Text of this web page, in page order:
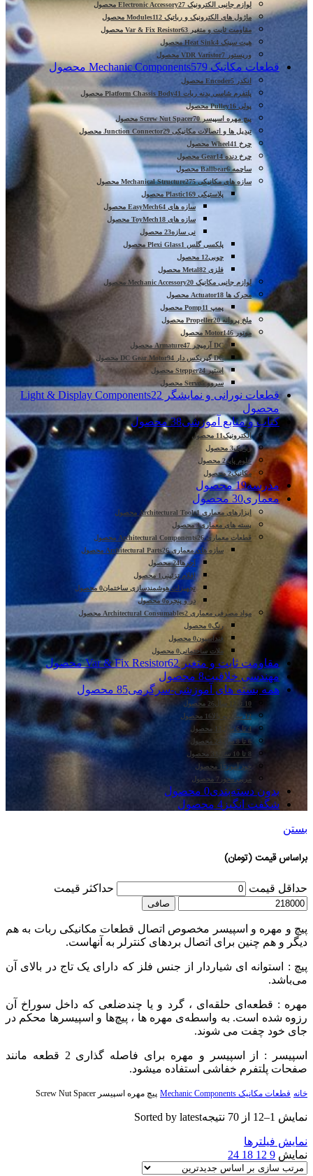
لوازم جانبی الکترونیک Electronic Accessory 27 محصول
ماژول های الکترونیک و رباتیک Modules 112 محصول
مقاومت ثابت و متغیر Var & Fix Resistor63 محصول
هیت سینک Heat Sink 4 محصول
وریستور VDR Varistor 7 محصول
قطعات مکانیک Mechanic Components 579 محصول
انکدر Encoder 5 محصول
پلتفرم شاسی بدنه ربات Platform Chassis Body 41 محصول
پولی Pulley 16 محصول
پیچ مهره اسپیسر Screw Nut Spacer70 محصول
تبدیل ها و اتصالات مکانیکی Junction Connector 29 محصول
چرخ Wheel 41 محصول
چرخ دنده Gear14 محصول
ساچمه Ballbear6 محصول
سازه های مکانیکی Mechanical Structure275 محصول
پلاستیکی Plastic 169 محصول
سازه های EasyMech 64 محصول
سازه های ToyMech 18 محصول
نی سازه23 محصول
پلکسی گلس Plexi Glass 1 محصول
چوبی12 محصول
فلزی Metal 82 محصول
لوازم جانبی مکانیک Mechanic Accessory 20 محصول
محرک ها Actuator 18 محصول
پمپ Pomp 11 محصول
ملخ پروانه Propeller20 محصول
موتور Motor146 محصول
DC آرمیچر Armature
47 محصول
DC گیربکس دار DC Gear Motor
94 محصول
استپر Stepper24 محصول
سروو Servo5 محصول
قطعات نورانی و نمایشگر Light & Display Components 22
محصول
کتاب و منابع آموزشی38 محصول
الکترونیک11 محصول
رباتیک3 محصول
علوم پایه2 محصول
مکانیک2 محصول
مدرسه19 محصول
معماری30 محصول
ابزارهای معماری Architectural Tools1 محصول
بسته های معماری3 محصول
قطعات معماری Architectural Components26 محصول
سازه های معماری Architectural Parts26 محصول
آجرها24 محصول
اقلام تزئینی1 محصول
تجهیزات هوشمندسازی ساختمان0 محصول
در و پنجره0 محصول
مواد مصرفی معماری Architectural Consumables 2 محصول
رنگ0 محصول
فنداسیون0 محصول
ملات ساختمانی0 محصول
مقاومت ثابت و متغیر Var & Fix Resistor62 محصول
مهندسی خلاقیت8 محصول
همه بسته های آموزشی-سرگرمی85 محصول
10 تا 12 سال
26 محصول
12 سال به بالا
16 محصول
4 تا 6 سال
13 محصول
6 تا 8 سال
24 محصول
8 تا 10 سال
خود آموز15 محصول
مربی محور 7 محصول
بدون دسته‌بندی0 محصول
شگفت انگیز 4 محصول
بستن
براساس قیمت (تومان)
حداقل قیمت حداكثر قيمت
صافی
پیچ و مهره و اسپیسر مخصوص اتصال قطعات مکانیکی ربات به هم
دیگر و هم چنین برای اتصال بردهای کنترلر به آنهاست.
پیچ : استوانه ای شیاردار از جنس فلز که دارای یک تاج در بالای آن
می‌باشد.
مهره : قطعه‌ای حلقه‌ای ، گرد و یا چندضلعی که داخل سوراخ آن
رزوه شده است. به واسطه‌ی مهره ها ، پیچ‌ها و اسپیسرها محکم در
جای خود چفت می شوند.
اسپیسر : از اسپیسر و مهره برای فاصله گذاری 2 قطعه مانند
صفحات پلتفرم خفاشی استفاده میشود.
خانه قطعات مکانیک Mechanic Components پیچ مهره اسپیسر Screw Nut Spacer
نمایش 1–12 از 70 نتیجه Sorted by latest
نمایش فیلترها
نمایش 9
12
18
24